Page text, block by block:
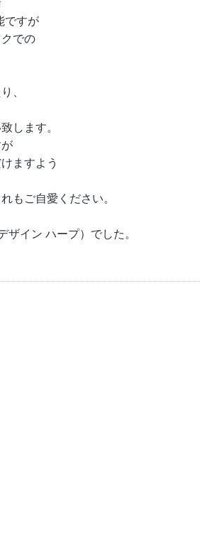
ですが
での
、
します。
ますよう
もご自愛ください。
イン ハープ）でした。